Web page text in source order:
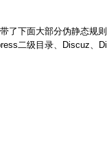
带了下面大部分伪静态规
二级目录、Discuz、